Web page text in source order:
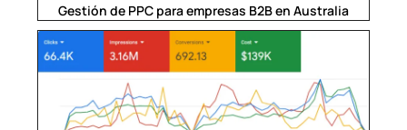
Gestión de PPC para empresas B2B en Australia